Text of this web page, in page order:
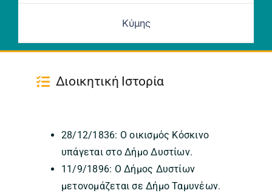
Κύμης
Διοικητική Ιστορία
28/12/1836: Ο οικισμός Κόσκινο
υπάγεται στο Δήμο Δυστίων.
11/9/1896: Ο Δήμος Δυστίων
μετονομάζεται σε Δήμο Ταμυνέων.